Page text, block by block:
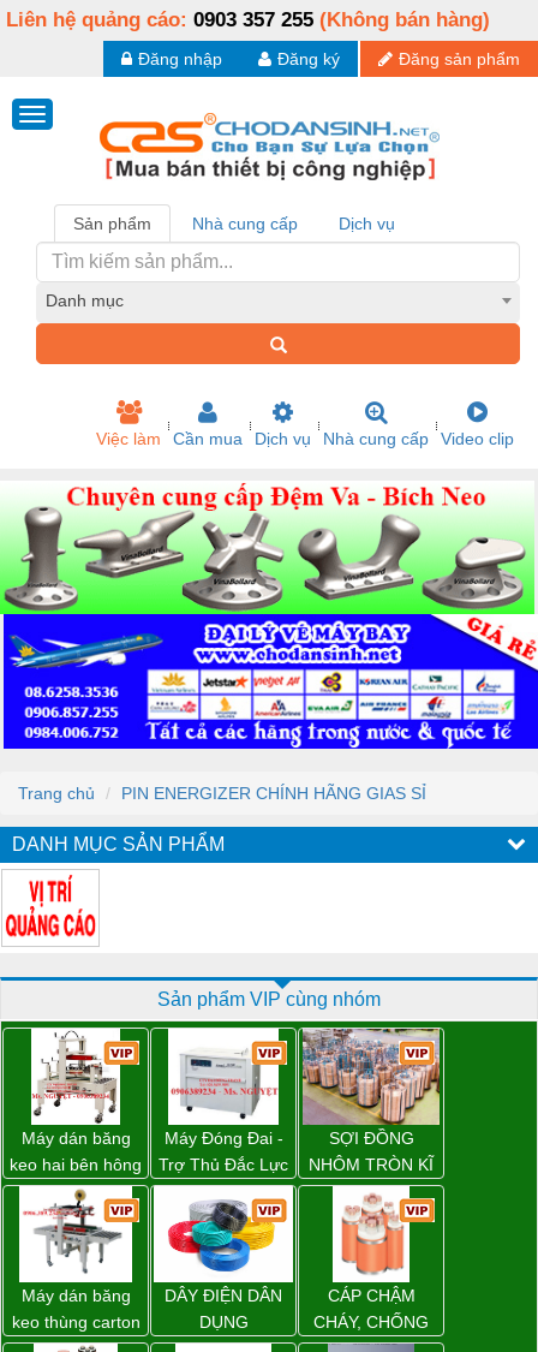
Liên hệ quảng cáo: 0903 357 255 (Không bán hàng)
Đăng sản phẩm
Đăng ký
Đăng nhập
Sản phẩm Nhà cung cấp Dịch vụ
Danh mục
Việc làm Cần mua Dịch vụ Nhà cung cấp Video clip
Trang chủ PIN ENERGIZER CHÍNH HÃNG GIAS SỈ
DANH MỤC SẢN PHẨM
Sản phẩm VIP cùng nhóm
Máy dán băng
keo hai bên hông
thùng carton
WP-5050SA giá
rẻ Miền Nam
Máy Đóng Đai -
Trợ Thủ Đắc Lực
Cho Mọi Doanh
Nghiệp Trong
Khâu Đóng Gói
SỢI ĐỒNG
NHÔM TRÒN KĨ
THUẬT ĐIỆN
Máy dán băng
keo thùng carton
WP-5050RL
DÂY ĐIỆN DÂN
DỤNG
CÁP CHẬM
CHÁY, CHỐNG
CHÁY